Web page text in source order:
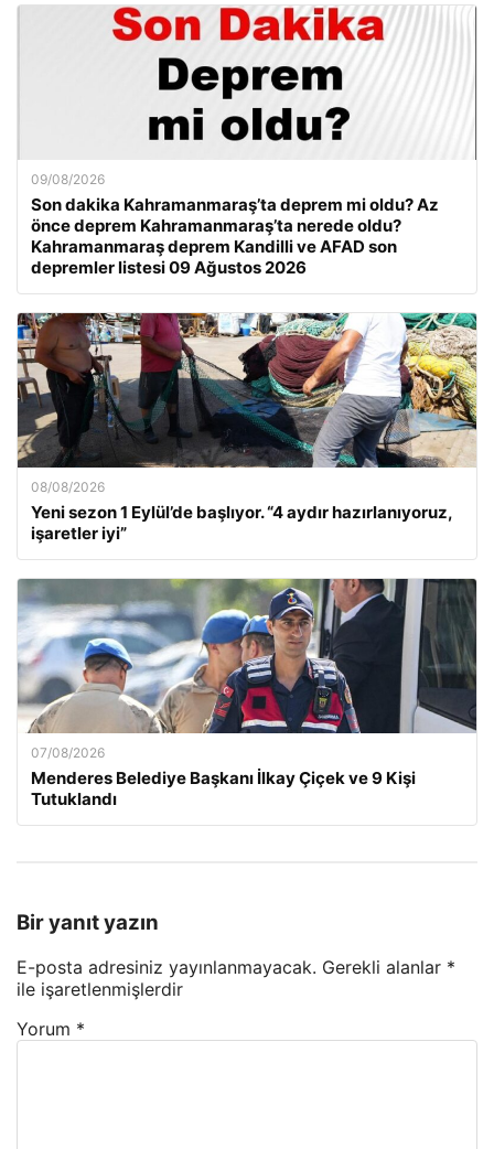
09/08/2026
Son dakika Kahramanmaraş’ta deprem mi oldu? Az
önce deprem Kahramanmaraş’ta nerede oldu?
Kahramanmaraş deprem Kandilli ve AFAD son
depremler listesi 09 Ağustos 2026
08/08/2026
Yeni sezon 1 Eylül’de başlıyor. “4 aydır hazırlanıyoruz,
işaretler iyi”
07/08/2026
Menderes Belediye Başkanı İlkay Çiçek ve 9 Kişi
Tutuklandı
Bir yanıt yazın
E-posta adresiniz yayınlanmayacak. Gerekli alanlar *
ile işaretlenmişlerdir
Yorum *